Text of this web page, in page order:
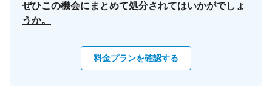
ぜひこの機会にまとめて処分されてはいかがでしょ
うか。
料金プランを確認する